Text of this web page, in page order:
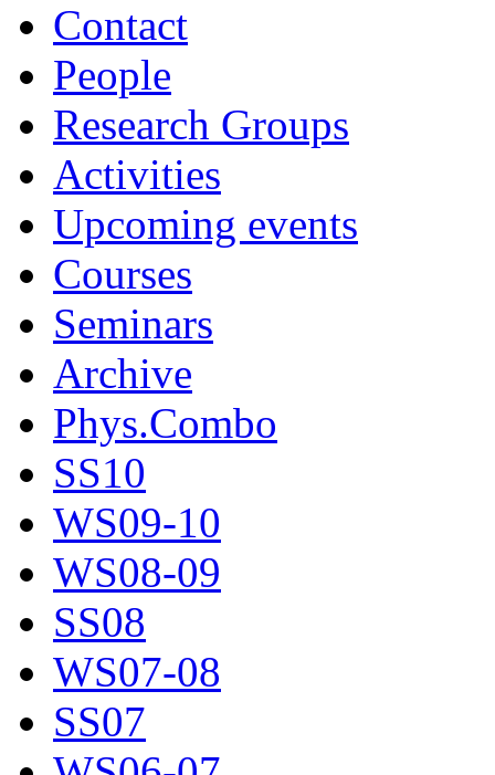
Contact
People
Research Groups
Activities
Upcoming events
Courses
Seminars
Archive
Phys.Combo
SS10
WS09-10
WS08-09
SS08
WS07-08
SS07